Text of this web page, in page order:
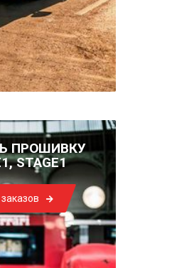
ПРОШИВКУ
STAGE1